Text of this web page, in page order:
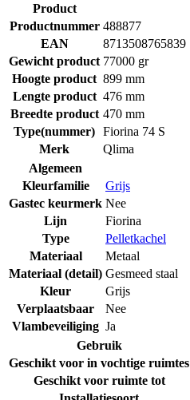
Product
Productnummer 488877
EAN
8713508765839
Gewicht product 77000 gr
Hoogte product 899 mm
Lengte product 476 mm
Breedte product 470 mm
Type(nummer) Fiorina 74 S
Merk
Qlima
Algemeen
Kleurfamilie
Grijs
Gastec keurmerk Nee
Lijn
Fiorina
Type
Pelletkachel
Materiaal
Metaal
Materiaal (detail) Gesmeed staal
Kleur
Grijs
Verplaatsbaar
Nee
Vlambeveiliging Ja
Gebruik
Geschikt voor in vochtige ruimtes
Geschikt voor ruimte tot